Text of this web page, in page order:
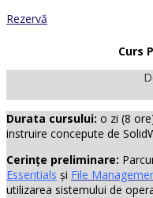
Rezervă
Curs
Durata cursului: o zi (8
instruire concepute de
Cerințe preliminare:
Essentials și File
utilizarea sistemului de